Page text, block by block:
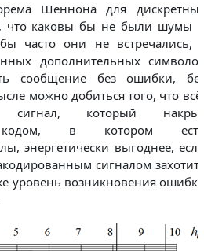
Шеннона для
что каковы бы не были шумы
часто они не встречались,
дополнительных
сообщение без ошибки,
можно добиться того, что
сигнал, который
кодом, в котором
энергетически выгоднее,
сигналом
уровень возникновения